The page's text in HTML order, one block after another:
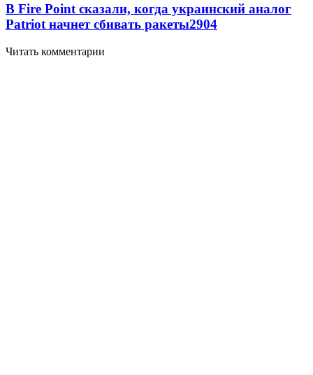
В Fire Point сказали, когда украинский аналог
Patriot начнет сбивать ракеты2904
Читать комментарии